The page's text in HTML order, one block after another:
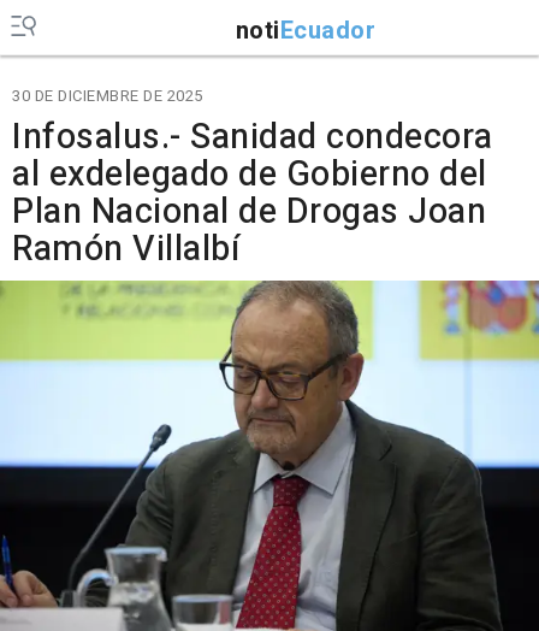
notiEcuador
30 DE DICIEMBRE DE 2025
Infosalus.- Sanidad condecora
al exdelegado de Gobierno del
Plan Nacional de Drogas Joan
Ramón Villalbí